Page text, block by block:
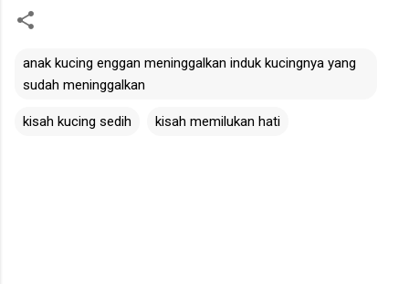
anak kucing enggan meninggalkan induk kucingnya yang
sudah meninggalkan
kisah kucing sedih kisah memilukan hati